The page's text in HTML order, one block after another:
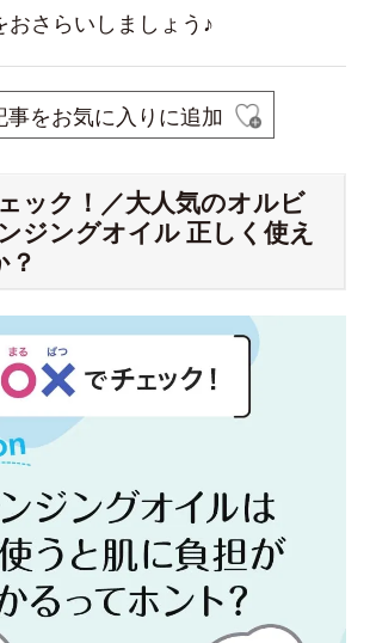
おさらいしましょう♪
事をお気に入りに追加
ック！／大人気のオルビ
ジングオイル 正しく使え